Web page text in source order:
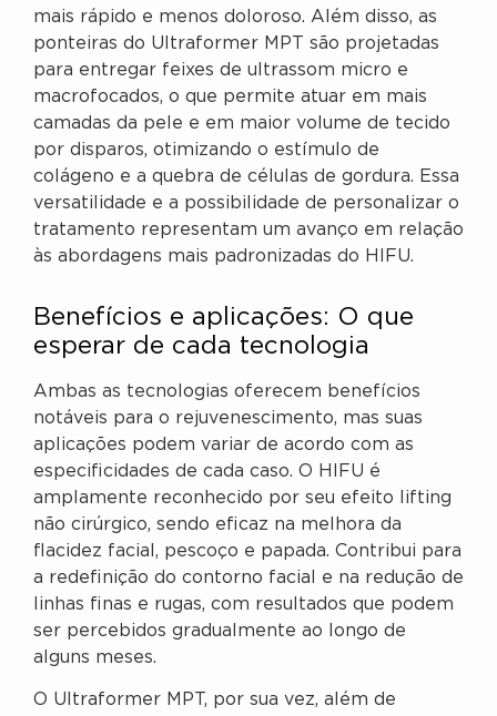
mais rápido e menos doloroso. Além disso, as
ponteiras do Ultraformer MPT são projetadas
para entregar feixes de ultrassom micro e
macrofocados, o que permite atuar em mais
camadas da pele e em maior volume de tecido
por disparos, otimizando o estímulo de
colágeno e a quebra de células de gordura. Essa
versatilidade e a possibilidade de personalizar o
tratamento representam um avanço em relação
às abordagens mais padronizadas do HIFU.
Benefícios e aplicações: O que
esperar de cada tecnologia
Ambas as tecnologias oferecem benefícios
notáveis para o rejuvenescimento, mas suas
aplicações podem variar de acordo com as
especificidades de cada caso. O HIFU é
amplamente reconhecido por seu efeito lifting
não cirúrgico, sendo eficaz na melhora da
flacidez facial, pescoço e papada. Contribui para
a redefinição do contorno facial e na redução de
linhas finas e rugas, com resultados que podem
ser percebidos gradualmente ao longo de
alguns meses.
O Ultraformer MPT, por sua vez, além de